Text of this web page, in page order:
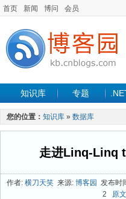
首页 新闻 博问 会员
知识库 专题
手机开发 软件工程
最新文章
您的位置： 知识库 » 数据库
走进Linq-Linq
作者: 横刀天笑来源: 博客园 发布时
2
原